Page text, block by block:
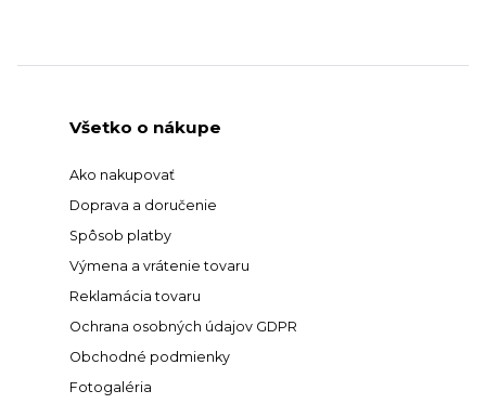
Všetko o nákupe
Ako nakupovať
Doprava a doručenie
Spôsob platby
Výmena a vrátenie tovaru
Reklamácia tovaru
Ochrana osobných údajov GDPR
Obchodné podmienky
Fotogaléria